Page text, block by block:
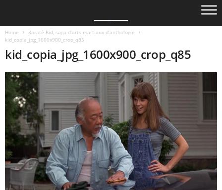
Home
Karaté Kid, saga d’arts martiaux d’anthologie
kid_copia_jpg_1600x900_crop_q85
kid_copia_jpg_1600x900_crop_q85